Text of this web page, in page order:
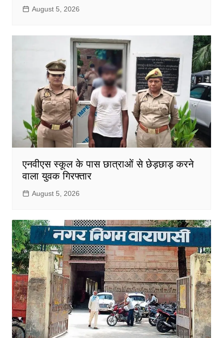
August 5, 2026
एनवीएस स्कूल के पास छात्राओं से छेड़छाड़ करने
वाला युवक गिरफ्तार
August 5, 2026